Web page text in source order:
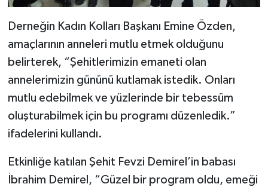
Derneğin Kadın Kolları Başkanı Emine Özden,
amaçlarının anneleri mutlu etmek olduğunu
belirterek, “Şehitlerimizin emaneti olan
annelerimizin gününü kutlamak istedik. Onları
mutlu edebilmek ve yüzlerinde bir tebessüm
oluşturabilmek için bu programı düzenledik.”
ifadelerini kullandı.
Etkinliğe katılan Şehit Fevzi Demirel’in babası
İbrahim Demirel, “Güzel bir program oldu, emeği